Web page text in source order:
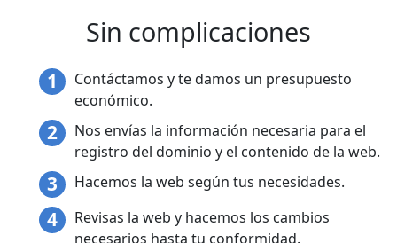
Sin complicaciones
Contáctamos y te damos un presupuesto
económico.
Nos envías la información necesaria para el
registro del dominio y el contenido de la web.
Hacemos la web según tus necesidades.
Revisas la web y hacemos los cambios
necesarios hasta tu conformidad.